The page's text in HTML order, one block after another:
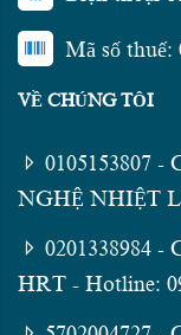
Mã số thuế:
VỀ CHÚNG TÔI
0105153807
NGHỆ NHIỆT
0201338984
HRT - Hotline: